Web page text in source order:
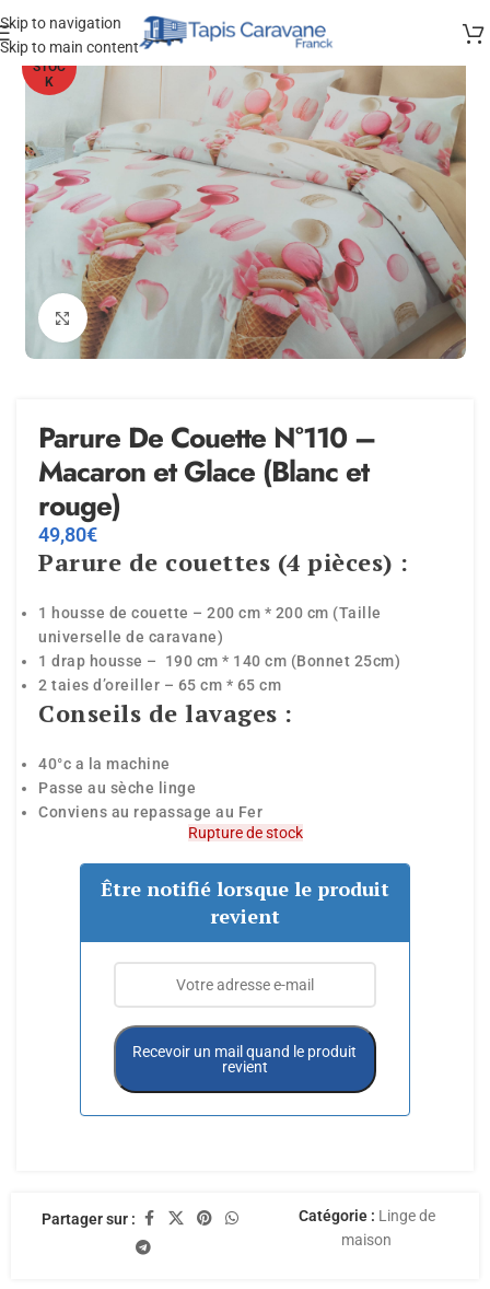
Skip to navigation
Skip to main content
HORS
STOC
K
Agrandir
Parure De Couette N°110 –
Macaron et Glace (Blanc et
rouge)
49,80€
Parure de couettes (4 pièces) :
1 housse de couette – 200 cm * 200 cm (Taille
universelle de caravane)
1 drap housse – 190 cm * 140 cm (Bonnet 25cm)
2 taies d’oreiller – 65 cm * 65 cm
Conseils de lavages :
40°c a la machine
Passe au sèche linge
Conviens au repassage au Fer
Rupture de stock
Être notifié lorsque le produit
revient
Recevoir un mail quand le produit
revient
Partager sur : Catégorie : Linge de
maison